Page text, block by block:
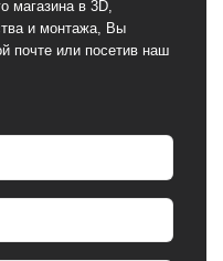
магазина в 3D,
и монтажа, Вы
почте или посетив наш